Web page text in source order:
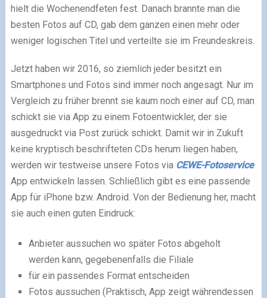
hielt die Wochenendfeten fest. Danach brannte man die
besten Fotos auf CD, gab dem ganzen einen mehr oder
weniger logischen Titel und verteilte sie im Freundeskreis.
Jetzt haben wir 2016, so ziemlich jeder besitzt ein
Smartphones und Fotos sind immer noch angesagt. Nur im
Vergleich zu früher brennt sie kaum noch einer auf CD, man
schickt sie via App zu einem Fotoentwickler, der sie
ausgedruckt via Post zurück schickt. Damit wir in Zukuft
keine kryptisch beschrifteten CDs herum liegen haben,
werden wir testweise unsere Fotos via CEWE-Fotoservice
App entwickeln lassen. Schließlich gibt es eine passende
App für iPhone bzw. Android. Von der Bedienung her, macht
sie auch einen guten Eindruck:
Anbieter aussuchen wo später Fotos abgeholt
werden kann, gegebenenfalls die Filiale
für ein passendes Format entscheiden
Fotos aussuchen (Praktisch, App zeigt währendessen